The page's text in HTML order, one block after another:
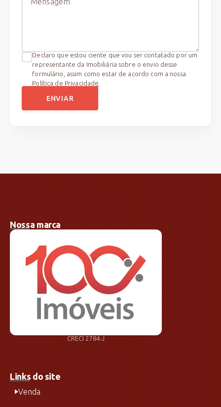
Declaro que estou ciente que vou ser contatado por um
representante da Imobiliária sobre o envio desse
formulário, assim como estar de acordo com a nossa
Política de Privacidade
ENVIAR
Nossa marca
CRECI 2784-J
Links do site
Venda